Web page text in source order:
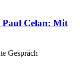
Paul Celan: Mit
Gespräch